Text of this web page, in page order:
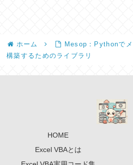
ホーム
Mesop：Pythonで
構築するためのライブラリ
HOME
Excel VBAとは